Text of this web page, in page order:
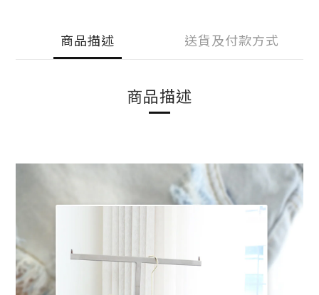
商品描述 送貨及付款方式
商品描述